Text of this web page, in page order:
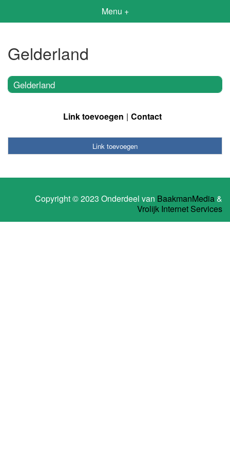
Menu +
Gelderland
Gelderland
Link toevoegen Contact
Link toevoegen
Copyright © 2023 Onderdeel van BaakmanMedia&
Vrolijk Internet Services